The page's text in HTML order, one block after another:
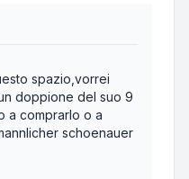
spazio,vorrei
doppione del suo 9
a comprarlo o a
schoenauer